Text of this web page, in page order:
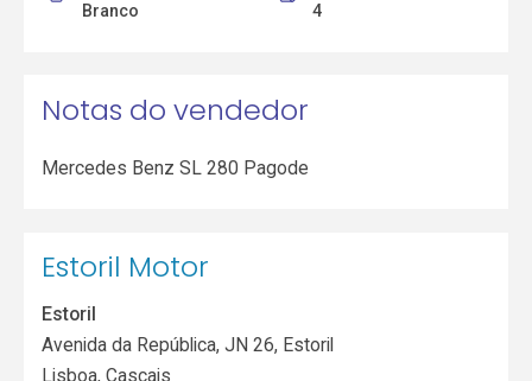
Branco
4
Notas do vendedor
Mercedes Benz SL 280 Pagode
Estoril Motor
Estoril
Avenida da República, JN 26, Estoril
Lisboa,Cascais